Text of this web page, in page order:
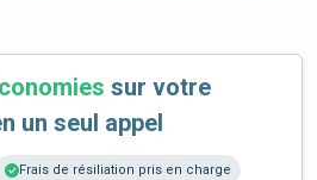
sur votre
un seul appel
Frais de résiliation pris en charge